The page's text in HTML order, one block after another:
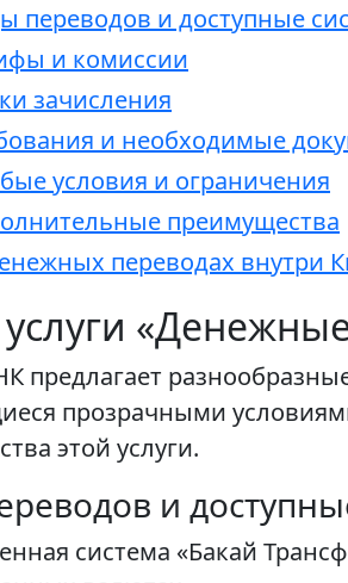
переводов и доступные
и комиссии
зачисления
и необходимые
условия и ограничения
преимущества
переводах внутри
предлагает
прозрачными
этой услуги.
и
система «Бакай